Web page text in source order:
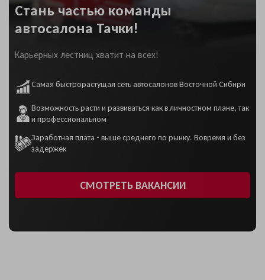
Стань частью команды
автосалона Тачки!
Карьерных лестниц хватит на всех!
Самая быстрорастущая сеть автосалонов Восточной Сибири
Возможность расти и развиваться как в личностном плане, так
и профессиональном
Заработная плата - выше среднего по рынку. Вовремя и без
задержек
СМОТРЕТЬ ВАКАНСИИ